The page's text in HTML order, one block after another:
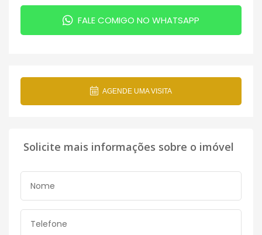
FALE COMIGO NO WHATSAPP
AGENDE UMA VISITA
Solicite mais informações sobre o imóvel